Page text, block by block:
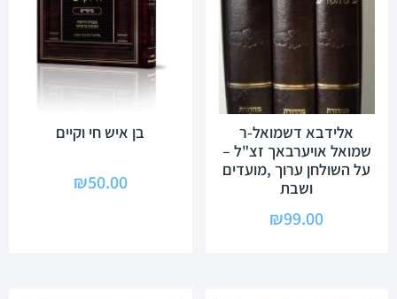
אלידבא דשמואל-ר
שמואל אויערבאך זצ"ל –
על השולחן ערוך ,מועדים
ושבת
₪99.00
בן איש חי וקיים
₪50.00